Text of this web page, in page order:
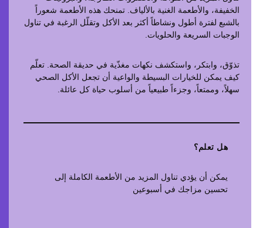
الخفيفة، والأطعمة الغنية بالألياف. تمنحك هذه الأطعمة شعوراً
بالشبع لفترة أطول ونشاطاً أكثر بعد الأكل وتقلّل الرغبة في تناول
الوجبات السريعة والحلويات.
تذوّق، وابتكر، واستكشف نكهات مغذّية في حديقة الصحة. تعلّم
كيف يمكن للخيارات البسيطة والواعية أن تجعل الأكل الصحي
سهلاً، وممتعاً، وجزءاً طبيعياً من أسلوب حياة كل عائلة.
هل تعلم؟
يمكن أن يؤدي تناول المزيد من الأطعمة الكاملة إلى
تحسين مزاجك في أسبوعين